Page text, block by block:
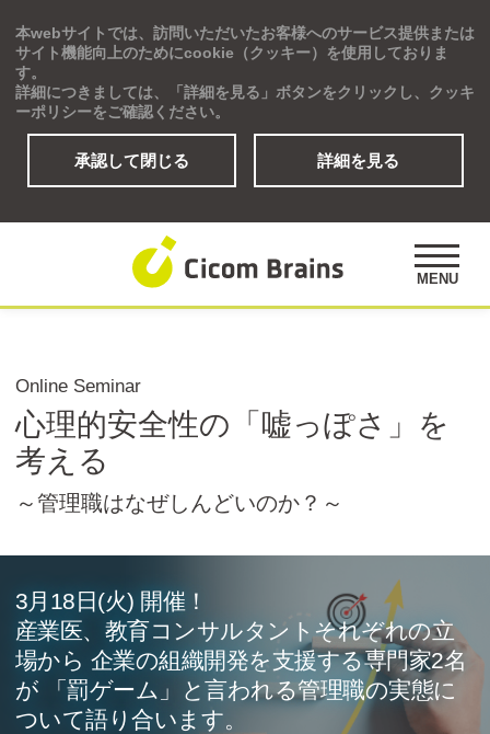
本webサイトでは、訪問いただいたお客様へのサービス提供または
サイト機能向上のためにcookie（クッキー）を使用しておりま
す。
詳細につきましては、「詳細を見る」ボタンをクリックし、クッキ
ーポリシーをご確認ください。
承認して閉じる 詳細を見る
MENU
Global
アセスメント
公開講座 事例紹介 オピニオンズ
デジタルラーニングサイト
Cicom Brainsについて
採用情報・講師募集
アジア・ネットワーク
お問い合わせ
Online Seminar
心理的安全性の「嘘っぽさ」を
考える
～管理職はなぜしんどいのか？～
3月18日(火) 開催！
産業医、教育コンサルタントそれぞれの立
場から 企業の組織開発を支援する専門家2名
が 「罰ゲーム」と言われる管理職の実態に
ついて語り合います。